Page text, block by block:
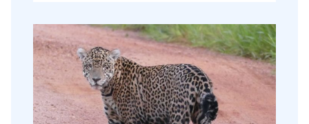
foto’s maken. Klinkt dat als een reis die op
jouw bucketlist thuishoort? Lees dan snel
verder!